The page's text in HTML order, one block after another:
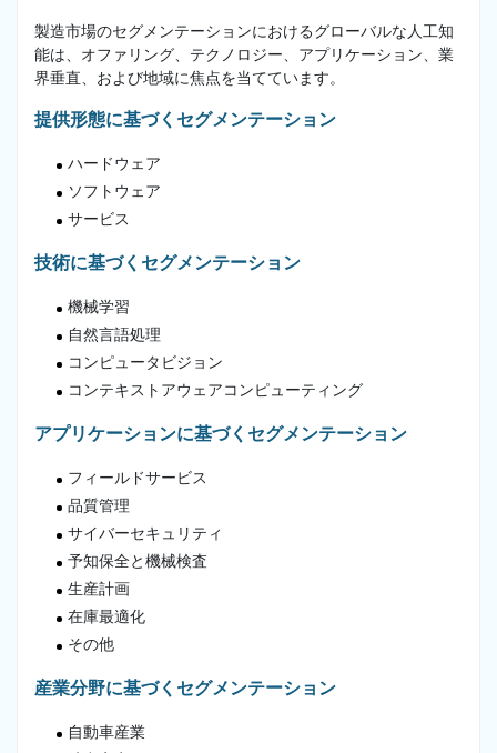
製造市場のセグメンテーションにおけるグローバルな人工知
能は、オファリング、テクノロジー、アプリケーション、業
界垂直、および地域に焦点を当てています。
提供形態に基づくセグメンテーション
ハードウェア
ソフトウェア
サービス
技術に基づくセグメンテーション
機械学習
自然言語処理
コンピュータビジョン
コンテキストアウェアコンピューティング
アプリケーションに基づくセグメンテーション
フィールドサービス
品質管理
サイバーセキュリティ
予知保全と機械検査
生産計画
在庫最適化
その他
産業分野に基づくセグメンテーション
自動車産業